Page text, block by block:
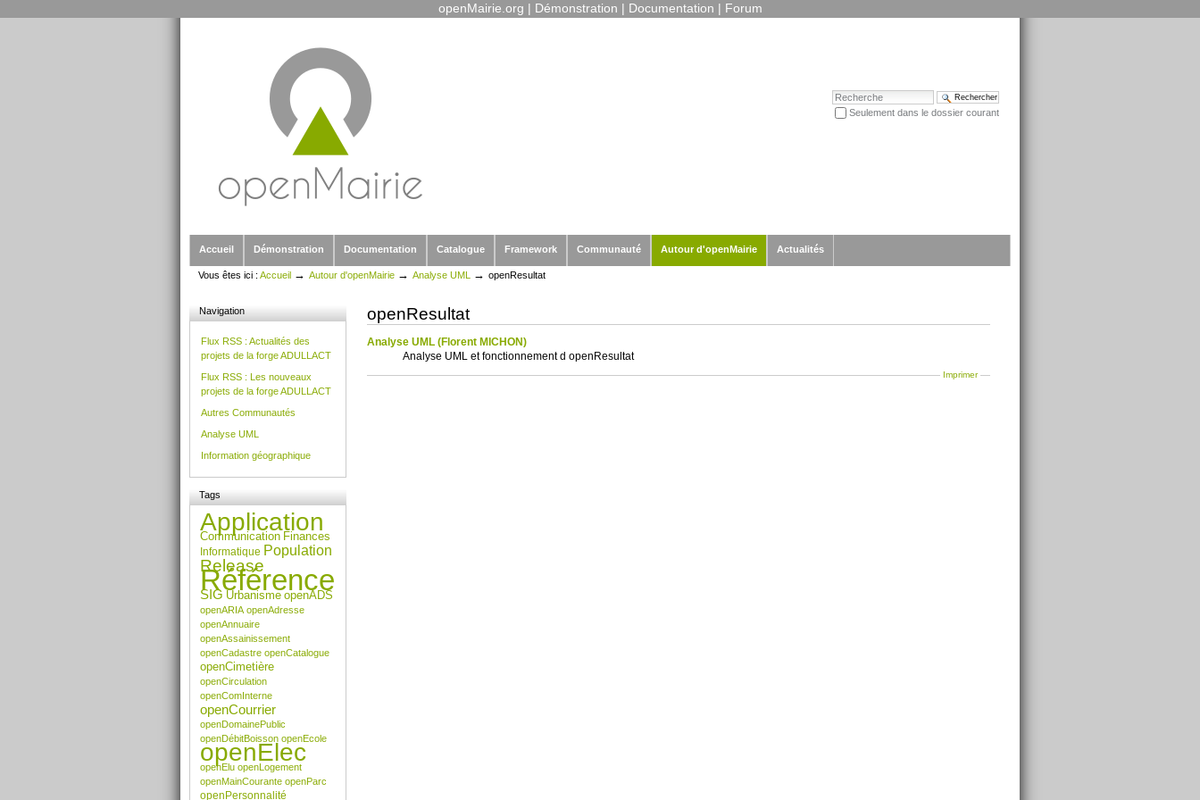
openMairie.org | Démonstration | Documentation | Forum
Chercher par
Seulement dans le dossier courant
Accueil
Démonstration Documentation Catalogue Framework Communauté Autour d'openMairie Actualités
Vous êtes ici : Accueil → Autour d'openMairie → Analyse UML → openResultat
Navigation
Flux RSS : Actualités des
projets de la forge ADULLACT
Flux RSS : Les nouveaux
projets de la forge ADULLACT
Autres Communautés
Analyse UML
Information géographique
Tags
Application
Communication Finances
Informatique Population
Release
Référence
SIG Urbanisme openADS
openARIA openAdresse
openAnnuaire
openAssainissement
openCadastre openCatalogue
openCimetière
openCirculation
openComInterne
openCourrier
openDomainePublic
openDébitBoisson openEcole
openElec
openElu openLogement
openMainCourante openParc
openPersonnalité
openResultat
Analyse UML (Florent MICHON)
Analyse UML et fonctionnement d openResultat
Imprimer